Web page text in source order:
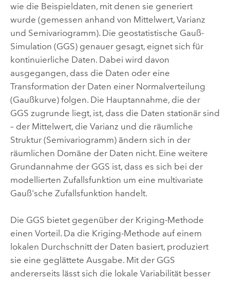
wie die Beispieldaten, mit denen sie generiert
wurde (gemessen anhand von Mittelwert, Varianz
und Semivariogramm). Die geostatistische Gauß-
Simulation (GGS) genauer gesagt, eignet sich für
kontinuierliche Daten. Dabei wird davon
ausgegangen, dass die Daten oder eine
Transformation der Daten einer Normalverteilung
(Gaußkurve) folgen. Die Hauptannahme, die der
GGS zugrunde liegt, ist, dass die Daten stationär sind
– der Mittelwert, die Varianz und die räumliche
Struktur (Semivariogramm) ändern sich in der
räumlichen Domäne der Daten nicht. Eine weitere
Grundannahme der GGS ist, dass es sich bei der
modellierten Zufallsfunktion um eine multivariate
Gauß'sche Zufallsfunktion handelt.
Die GGS bietet gegenüber der Kriging-Methode
einen Vorteil. Da die Kriging-Methode auf einem
lokalen Durchschnitt der Daten basiert, produziert
sie eine geglättete Ausgabe. Mit der GGS
andererseits lässt sich die lokale Variabilität besser